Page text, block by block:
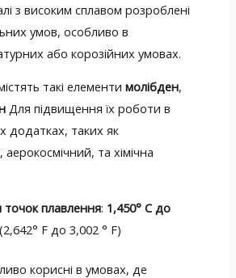
з високим сплавом розроблені
умов, особливо в
або корозійних умовах.
такі елементи молібден,
Для підвищення їх роботи в
додатках, таких як
аерокосмічний, та хімічна
точок плавлення: 1,450° С до
F до 3,002 ° F)
корисні в умовах, де